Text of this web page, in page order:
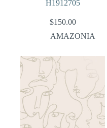
H1912705
$150.00
AMAZONIA